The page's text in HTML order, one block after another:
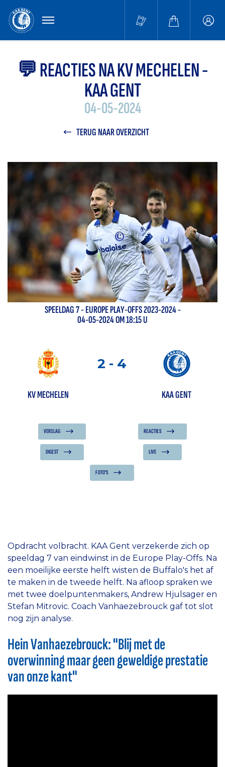
MENU
💬 REACTIES NA KV MECHELEN -
KAA GENT
04-05-2024
TERUG NAAR OVERZICHT
SPEELDAG7-EUROPE PLAY-OFFS 2023-2024-
04-05-2024 OM 18:15 U
2 - 4
KV MECHELEN KAA GENT
VERSLAG REACTIES
DIGEST LIVE
FOTO'S
Opdracht volbracht. KAA Gent verzekerde zich op
speeldag 7 van eindwinst in de Europe Play-Offs. Na
een moeilijke eerste helft wisten de Buffalo's het af
te maken in de tweede helft. Na afloop spraken we
met twee doelpuntenmakers, Andrew Hjulsager en
Stefan Mitrovic. Coach Vanhaezebrouck gaf tot slot
nog zijn analyse.
Hein Vanhaezebrouck: "Blij met de
overwinning maar geen geweldige prestatie
van onze kant"